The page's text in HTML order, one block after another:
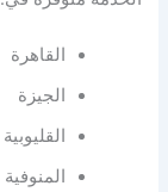
القاهرة
الجيزة
القليوبية
المنوفية